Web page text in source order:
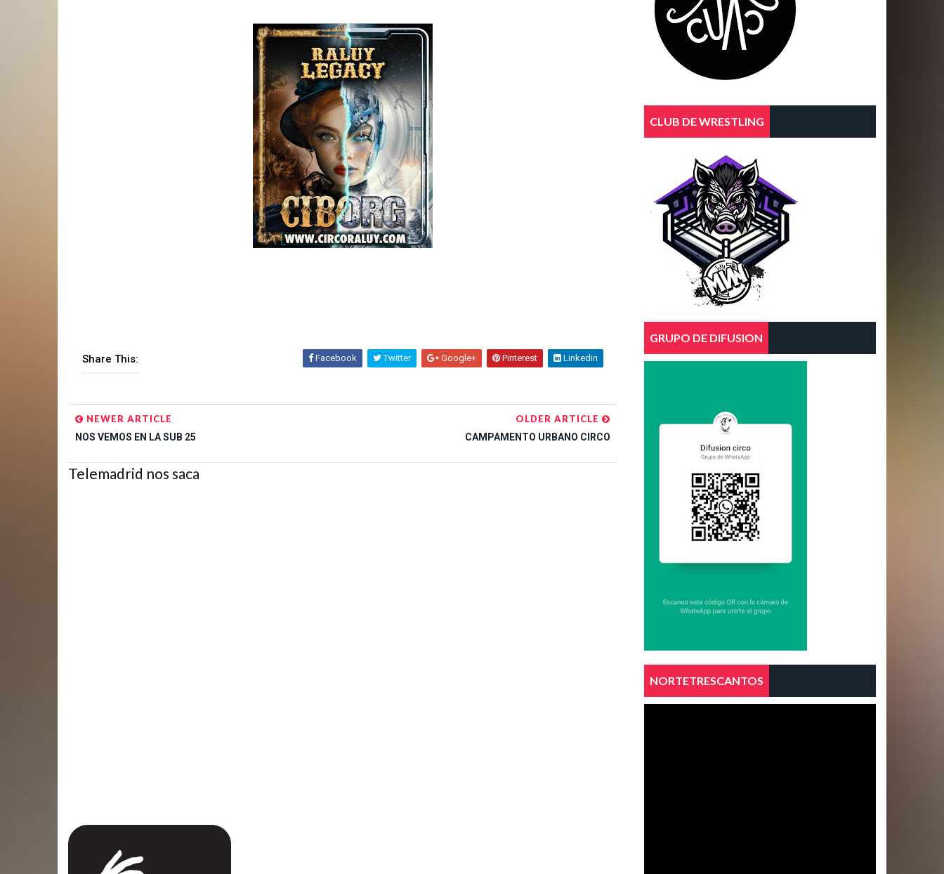
Share This: Facebook Twitter Google+ Pinterest Linkedin
NEWER ARTICLE
NOS VEMOS EN LA SUB 25
OLDER ARTICLE
CAMPAMENTO URBANO CIRCO
Telemadrid nos saca
CLUB DE WRESTLING
GRUPO DE DIFUSION
NORTETRESCANTOS